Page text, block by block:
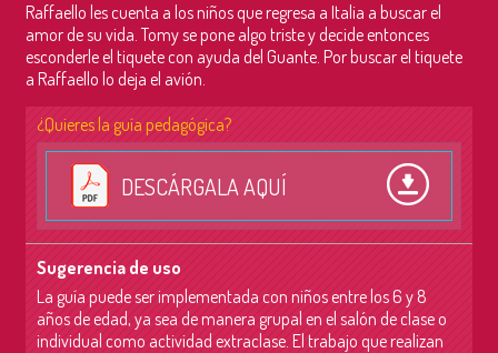
Raffaello les cuenta a los niños que regresa a Italia a buscar el
amor de su vida. Tomy se pone algo triste y decide entonces
esconderle el tiquete con ayuda del Guante. Por buscar el tiquete
a Raffaello lo deja el avión.
¿Quieres la guía pedagógica?
DESCÁRGALA AQUÍ
Sugerencia de uso
La guía puede ser implementada con niños entre los 6 y 8
años de edad, ya sea de manera grupal en el salón de clase o
individual como actividad extraclase. El trabajo que realizan